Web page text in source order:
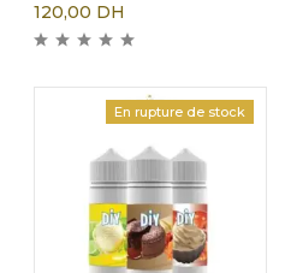
120,00 DH
En rupture de stock